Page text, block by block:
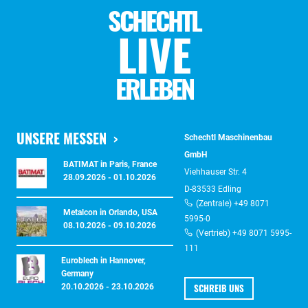
SCHECHTL
LIVE
ERLEBEN
UNSERE MESSEN
BATIMAT in Paris, France
28.09.2026 - 01.10.2026
Metalcon in Orlando, USA
08.10.2026 - 09.10.2026
Euroblech in Hannover,
Germany
20.10.2026 - 23.10.2026
Schechtl Maschinenbau
GmbH
Viehhauser Str. 4
D-83533 Edling
(Zentrale) +49 8071
5995-0
(Vertrieb) +49 8071 5995-
111
SCHREIB UNS